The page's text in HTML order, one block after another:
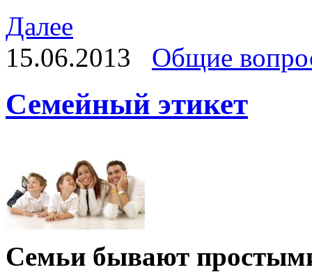
Далее
15.06.2013
Общие
Семейный этикет
Семьи бывают